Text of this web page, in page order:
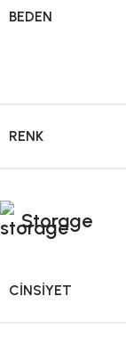
BEDEN
RENK
Storage
CINSIYET